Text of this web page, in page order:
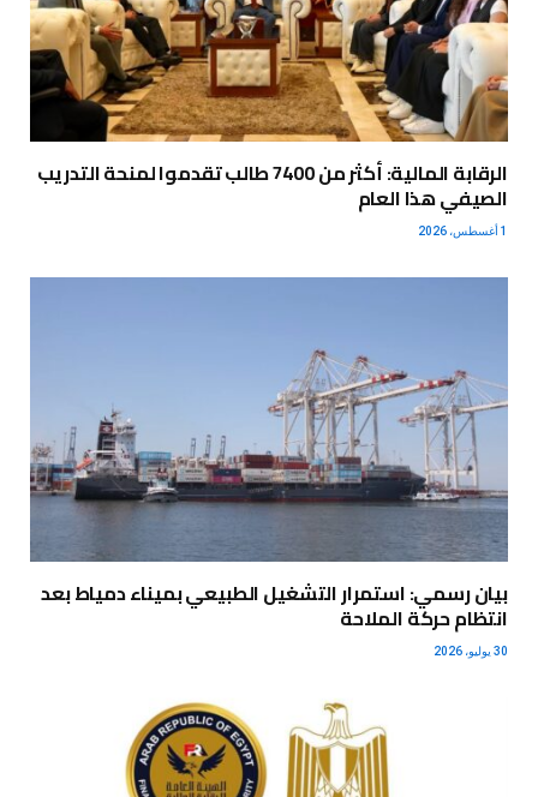
الرقابة المالية: أكثر من 7400 طالب تقدموا لمنحة التدريب
الصيفي هذا العام
1 أغسطس، 2026
بيان رسمي: استمرار التشغيل الطبيعي بميناء دمياط بعد
انتظام حركة الملاحة
30 يوليو، 2026